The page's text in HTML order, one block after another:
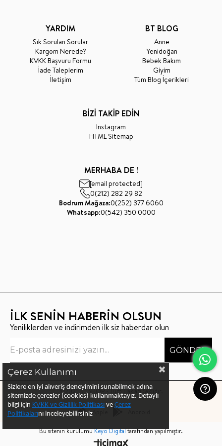
YARDIM
Sık Sorulan Sorular
Kargom Nerede?
KVKK Başvuru Formu
İade Taleplerim
İletişim
BT BLOG
Anne
Yenidoğan
Bebek Bakım
Giyim
Tüm Blog İçerikleri
BİZİ TAKİP EDİN
Instagram
HTML Sitemap
MERHABA DE !
[email protected]
0(212) 282 29 82
Bodrum Mağaza:0(252) 377 6060
Whatsapp:0(542) 350 0000
İLK SENİN HABERİN OLSUN
Yeniliklerden ve indirimden ilk siz haberdar olun
GÖNDER
©2021 BT SHOP - Tüm Hakları Saklıdır.
Apple
Bu sitenin kurulumuKeyo Digitaltarafından yapılmıştır.
Çerez Kullanımı
Sizlere en iyi alıveriş deneyimini sunabilmek adına
sitemizde çerezler (cookies) kullanmaktayız. Detaylı
bilgi için KVKK ve Gizlilik Politikası ve Çerez
Politikalarını inceleyebilirsiniz